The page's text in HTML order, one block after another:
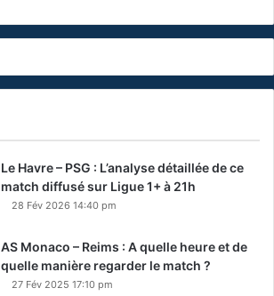
Le Havre – PSG : L’analyse détaillée de ce
match diffusé sur Ligue 1+ à 21h
28 Fév 2026 14:40 pm
AS Monaco – Reims : A quelle heure et de
quelle manière regarder le match ?
27 Fév 2025 17:10 pm